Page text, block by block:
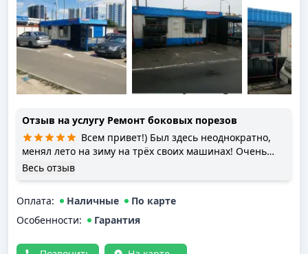
Отзыв на услугу Ремонт боковых порезов
Всем привет!) Был здесь неоднократно,
менял лето на зиму на трёх своих машинах! Очень
доволен качеством проведённых работ. Парни -
купил новые шины для Тесла. Кстати, тесловоды,
здесь вы можете качественно и профессионально
дисков. Есть раскатка дисков, лично мне очень
Весь отзыв
Оплата: Наличные
По карте
Особенности:
Гарантия